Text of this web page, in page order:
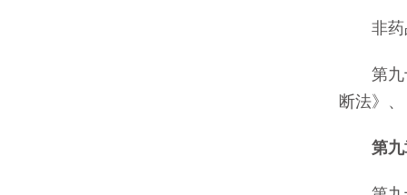
非药品
第九十
断法》
第